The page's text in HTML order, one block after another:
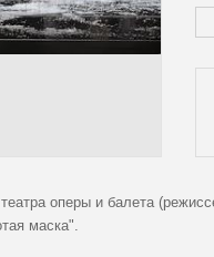
оперы и балета
маска".